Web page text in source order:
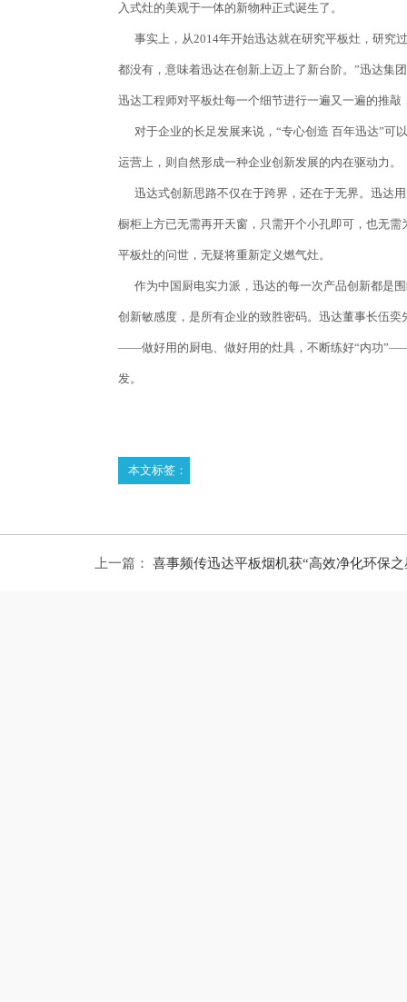
入式灶的美观于一体的新物种正式诞生了。
事实上，从2014年开始迅达就在研究平板灶，研究
都没有，意味着迅达在创新上迈上了新台阶。”迅达集
迅达工程师对平板灶每一个细节进行一遍又一遍的推
对于企业的长足发展来说，“专心创造 百年迅达”可
运营上，则自然形成一种企业创新发展的内在驱动力。
迅达式创新思路不仅在于跨界，还在于无界。迅达
橱柜上方已无需再开天窗，只需开个小孔即可，也无
平板灶的问世，无疑将重新定义燃气灶。
作为中国厨电实力派，迅达的每一次产品创新都是
创新敏感度，是所有企业的致胜密码。迅达董事长伍
——做好用的厨电、做好用的灶具，不断练好“内功
发。
本文标签：
上一篇： 喜事频传迅达平板烟机获“高效净化环保之